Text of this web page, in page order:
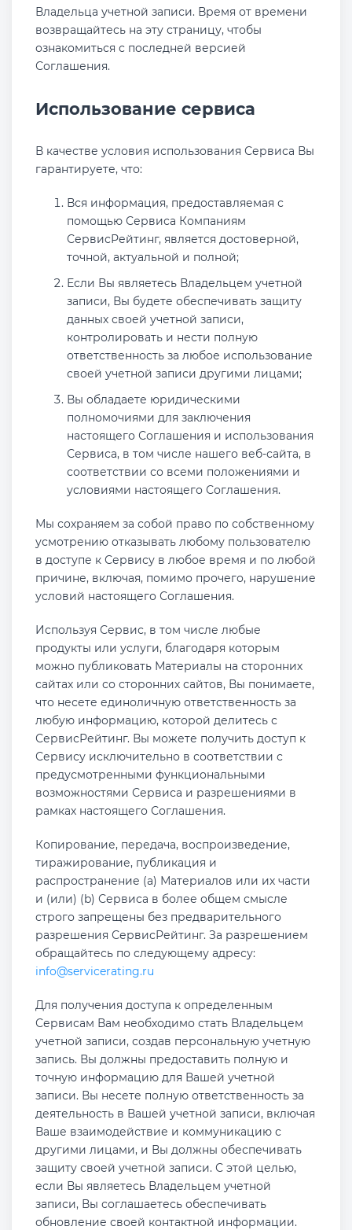
Владельца учетной записи. Время от времени
возвращайтесь на эту страницу, чтобы
ознакомиться с последней версией
Соглашения.
Использование сервиса
В качестве условия использования Сервиса Вы
гарантируете, что:
Вся информация, предоставляемая с
помощью Сервиса Компаниям
СервисРейтинг, является достоверной,
точной, актуальной и полной;
Если Вы являетесь Владельцем учетной
записи, Вы будете обеспечивать защиту
данных своей учетной записи,
контролировать и нести полную
ответственность за любое использование
своей учетной записи другими лицами;
Вы обладаете юридическими
полномочиями для заключения
настоящего Соглашения и использования
Сервиса, в том числе нашего веб-сайта, в
соответствии со всеми положениями и
условиями настоящего Соглашения.
Мы сохраняем за собой право по собственному
усмотрению отказывать любому пользователю
в доступе к Сервису в любое время и по любой
причине, включая, помимо прочего, нарушение
условий настоящего Соглашения.
Используя Сервис, в том числе любые
продукты или услуги, благодаря которым
можно публиковать Материалы на сторонних
сайтах или со сторонних сайтов, Вы понимаете,
что несете единоличную ответственность за
любую информацию, которой делитесь с
СервисРейтинг. Вы можете получить доступ к
Сервису исключительно в соответствии с
предусмотренными функциональными
возможностями Сервиса и разрешениями в
рамках настоящего Соглашения.
Копирование, передача, воспроизведение,
тиражирование, публикация и
распространение (a) Материалов или их части
и (или) (b) Сервиса в более общем смысле
строго запрещены без предварительного
разрешения СервисРейтинг. За разрешением
обращайтесь по следующему адресу:
info@servicerating.ru
Для получения доступа к определенным
Сервисам Вам необходимо стать Владельцем
учетной записи, создав персональную учетную
запись. Вы должны предоставить полную и
точную информацию для Вашей учетной
записи. Вы несете полную ответственность за
деятельность в Вашей учетной записи, включая
Ваше взаимодействие и коммуникацию с
другими лицами, и Вы должны обеспечивать
защиту своей учетной записи. С этой целью,
если Вы являетесь Владельцем учетной
записи, Вы соглашаетесь обеспечивать
обновление своей контактной информации.